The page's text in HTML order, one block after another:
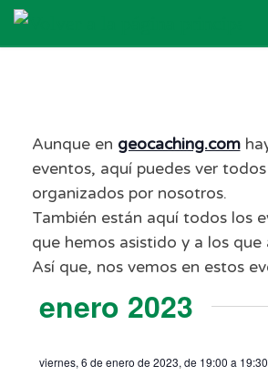
Skip to content
Aunque en geocaching.com
eventos, aquí puedes ver
organizados por nosotros.
También están aquí todos los
que hemos asistido y a los que
Así que, nos vemos en estos
enero 2023
viernes, 6 de enero de 2023, de 19:00 a 19:30